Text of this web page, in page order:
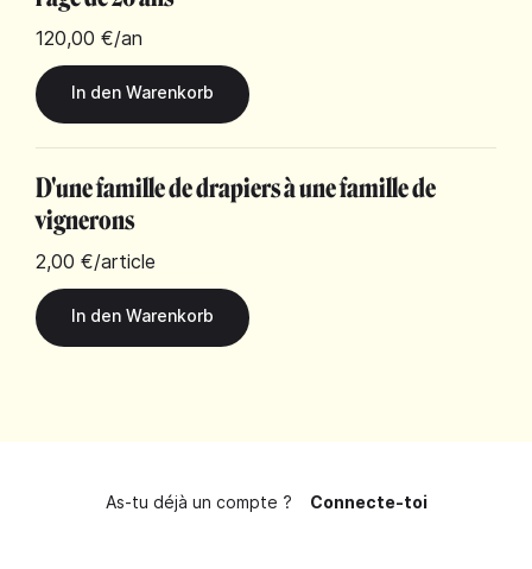
120,00 €/an
D'une famille de drapiers à une famille de
vignerons
2,00 €/article
As-tu déjà un compte ? Connecte-toi